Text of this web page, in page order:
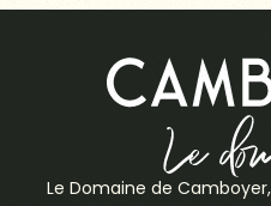
Le Domaine de